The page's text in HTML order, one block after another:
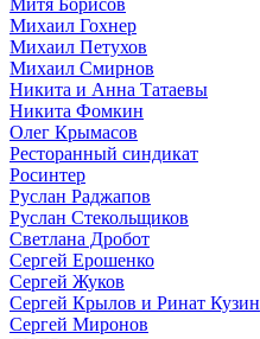
Михаил Гохнер
Михаил Петухов
Михаил Смирнов
Никита и Анна Татаевы
Никита Фомкин
Олег Крымасов
Ресторанный синдикат
Росинтер
Руслан Раджапов
Руслан Стекольщиков
Светлана Дробот
Сергей Ерошенко
Сергей Жуков
Сергей Крылов и Ринат Кузин
Сергей Миронов